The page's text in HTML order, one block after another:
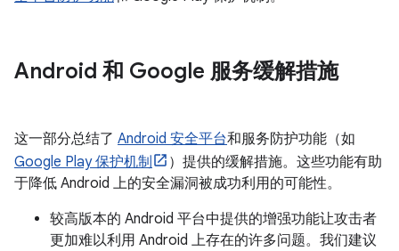
Android 和 Google 服务缓解措施
这一部分总结了 Android 安全平台和服务防护功能（如
Google Play 保护机制
）提供的缓解措施。这些功能有助
于降低 Android 上的安全漏洞被成功利用的可能性。
较高版本的 Android 平台中提供的增强功能让攻击者
更加难以利用 Android 上存在的许多问题。我们建议